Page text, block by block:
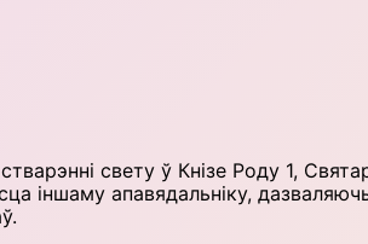
свету ў Кнізе Роду 1,
іншаму апавядальніку,